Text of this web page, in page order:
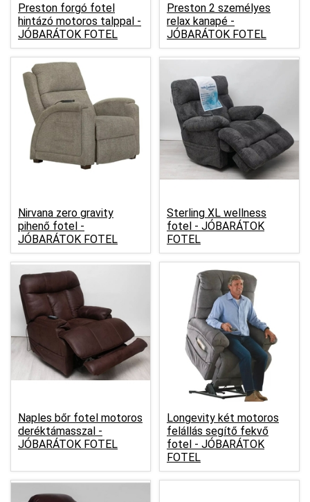
Preston forgó fotel
hintázó motoros talppal -
JÓBARÁTOK FOTEL
Preston 2 személyes
relax kanapé -
JÓBARÁTOK FOTEL
Nirvana zero gravity
pihenő fotel -
JÓBARÁTOK FOTEL
Sterling XL wellness
fotel - JÓBARÁTOK
FOTEL
Naples bőr fotel motoros
deréktámasszal -
JÓBARÁTOK FOTEL
Longevity két motoros
felállás segítő fekvő
fotel - JÓBARÁTOK
FOTEL